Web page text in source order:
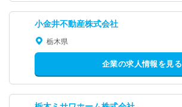
小金井不動産株式会社
栃木県
企業の求人情報を見る